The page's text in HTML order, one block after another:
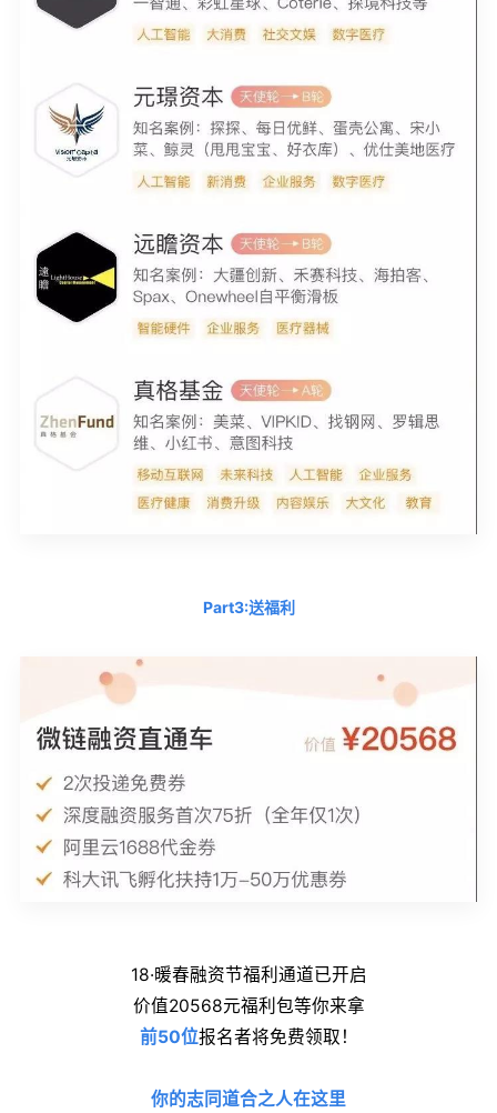
Part3:送福利
18·暖春融资节福利通道已开启
价值20568元福利包等你来拿
前50位报名者将免费领取！
你的志同道合之人在这里